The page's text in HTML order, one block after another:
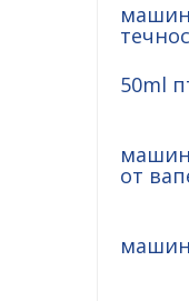
50ml
от